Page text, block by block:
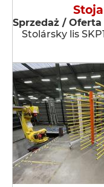
Sprzedaż /
Stolársky lis